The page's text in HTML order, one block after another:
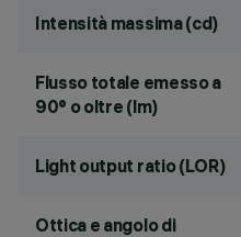
Intensità massima (cd)
Flusso totale emesso a
90° o oltre (lm)
Light output ratio (LOR)
Ottica e angolo di